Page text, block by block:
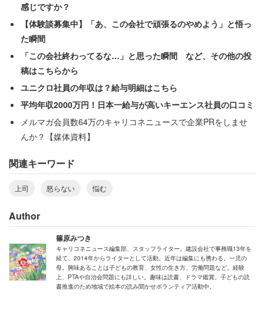
と返ってきたと言います。
管理職として非常に理性的で真っ当な答えだと筆者は思い
ます。怒っても解決しないことに労力を費やすのは無駄で
す。しかし相談者は、「怒られることもまた次へ繋がる経
験」という教育をされてきたため、「少し複雑な心境で
す」と不満な様子。上司は誰にでも平等に優しく良い人だ
けれども、このままではいつか上司が取り返しのつかない
なしのままでは流石にマズイのでは無いのでしょう
か……」と思い詰めています。
ただ怒っても良いことは無い 怒られた側の
40％「モチベーションが低下した」
質問のベストアンサーは、「この上司のために頑張ろうと
感じですか？
【体験談募集中】「あ、この会社で頑張るのやめよう」と悟っ
た瞬間
「この会社終わってるな…」と思った瞬間 など、その他の投
稿はこちらから
ユニクロ社員の年収は？給与明細はこちら
平均年収2000万円！日本一給与が高いキーエンス社員の口コミ
メルマガ会員数64万のキャリコネニュースで企業PRをしませ
んか？【媒体資料】
関連キーワード
上司 怒らない 悩む
Author
篠原みつき
キャリコネニュース編集部、スタッフライター。建設会社で事務職13年を
経て、2014年からライターとして活動。近年は編集にも携わる。一児の
母。興味あることは子どもの教育、女性の生き方、労働問題など。経験
上、PTAや自治会問題にも詳しい。趣味は読書、ドラマ鑑賞。子どもの読
書推進のため地域で絵本の読み聞かせボランティア活動中。